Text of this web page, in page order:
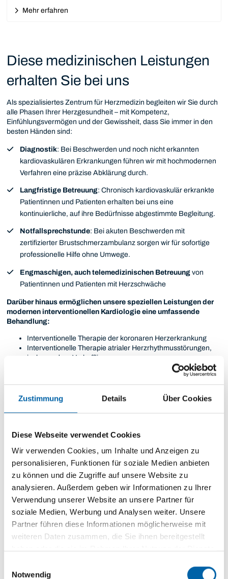
Zustimmung Details Über Cookies
Diese Webseite verwendet Cookies
Wir verwenden Cookies, um Inhalte und Anzeigen zu
personalisieren, Funktionen für soziale Medien anbieten
zu können und die Zugriffe auf unsere Website zu
analysieren. Außerdem geben wir Informationen zu Ihrer
Verwendung unserer Website an unsere Partner für
soziale Medien, Werbung und Analysen weiter. Unsere
Partner führen diese Informationen möglicherweise mit
weiteren Daten zusammen, die Sie ihnen bereitgestellt
Notwendig
Mehr erfahren
Diese medizinischen Leistungen
erhalten Sie bei uns
Als spezialisiertes Zentrum für Herzmedizin begleiten wir Sie durch
alle Phasen Ihrer Herzgesundheit – mit Kompetenz,
Einfühlungsvermögen und der Gewissheit, dass Sie immer in den
besten Händen sind:
Diagnostik: Bei Beschwerden und noch nicht erkannten
kardiovaskulären Erkrankungen führen wir mit hochmodernen
Verfahren eine präzise Abklärung durch.
Langfristige Betreuung: Chronisch kardiovaskulär erkrankte
Patientinnen und Patienten erhalten bei uns eine
kontinuierliche, auf ihre Bedürfnisse abgestimmte Begleitung.
Notfallsprechstunde: Bei akuten Beschwerden mit
zertifizierter Brustschmerzambulanz sorgen wir für sofortige
professionelle Hilfe ohne Umwege.
Engmaschigen, auch telemedizinischen Betreuung von
Patientinnen und Patienten mit Herzschwäche
Darüber hinaus ermöglichen unsere speziellen Leistungen der
modernen interventionellen Kardiologie eine umfassende
Behandlung:
Interventionelle Therapie der koronaren Herzerkrankung
Interventionelle Therapie atrialer Herzrhythmusstörungen,
insbesondere Vorhofflimmern
Implantation von Herzschrittmachern und Defibrillatoren